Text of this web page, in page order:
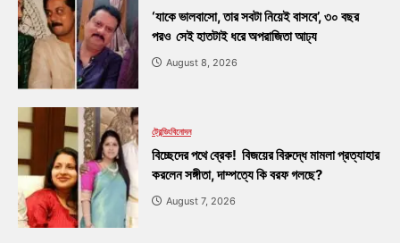
‘যাকে ভালবাসো, তার সবটা নিয়েই বাসবে’, ৩০ বছর
পরও সেই হাতটাই ধরে অপরাজিতা আঢ্য
August 8, 2026
ট্রেন্ডিংবিনোদন
বিচ্ছেদের পথে ব্রেক! বিজয়ের বিরুদ্ধে মামলা প্রত্যাহার
করলেন সঙ্গীতা, দাম্পত্যে কি বরফ গলছে?
August 7, 2026